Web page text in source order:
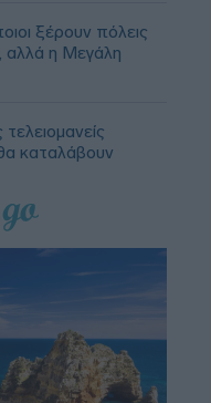
ξέρουν πόλεις
η Μεγάλη
καταλάβουν